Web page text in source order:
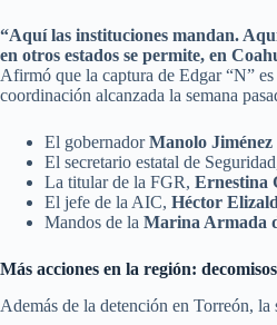
“Aquí las instituciones mandan.
en otros estados se permite, en
Afirmó que la captura de Edgar “N”
coordinación alcanzada la semana
El gobernadorManolo Jiménez
El secretario estatal de
La titular de la FGR, Ernestina
El jefe de la AIC, Héctor
Mandos de la Marina Armada
Más acciones en la región:
Además de la detención en Torreón, la